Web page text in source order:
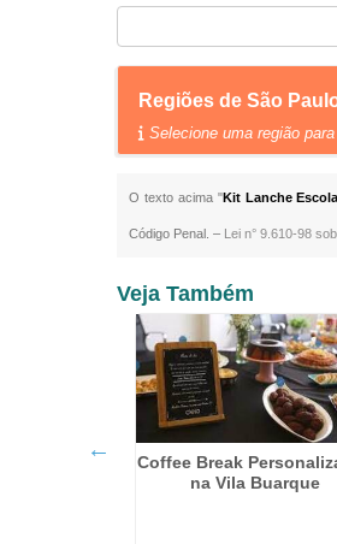
Regiões de São
Selecione uma região
O texto acima "Kit Lanche
Código Penal. – Lei n° 9.610-98
Veja Também
Coffee Break
na Vila Buarque